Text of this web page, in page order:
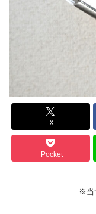
X
Pocket
※当